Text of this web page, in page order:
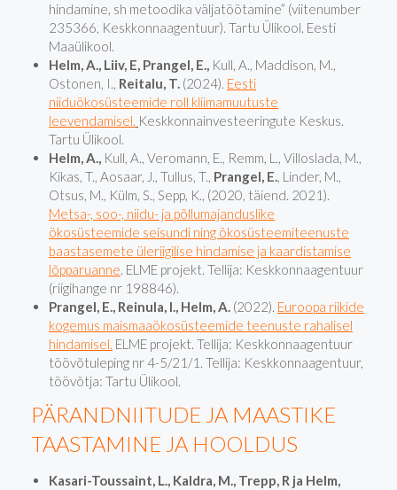
hindamine, sh metoodika väljatöötamine” (viitenumber
235366, Keskkonnaagentuur). Tartu Ülikool. Eesti
Maaülikool.
Helm, A., Liiv, E, Prangel, E., Kull, A., Maddison, M.,
Ostonen, I., Reitalu, T. (2024). Eesti
niiduökosüsteemide roll kliimamuutuste
leevendamisel. Keskkonnainvesteeringute Keskus.
Tartu Ülikool.
Helm, A., Kull, A., Veromann, E., Remm, L., Villoslada, M.,
Kikas, T., Aosaar, J., Tullus, T., Prangel, E., Linder, M.,
Otsus, M., Külm, S., Sepp, K., (2020, täiend. 2021).
Metsa-, soo-, niidu- ja põllumajanduslike
ökosüsteemide seisundi ning ökosüsteemiteenuste
baastasemete üleriigilise hindamise ja kaardistamise
lõpparuanne. ELME projekt. Tellija: Keskkonnaagentuur
(riigihange nr 198846).
Prangel, E., Reinula, I., Helm, A. (2022). Euroopa riikide
kogemus maismaaökosüsteemide teenuste rahalisel
hindamisel. ELME projekt. Tellija: Keskkonnaagentuur
töövõtuleping nr 4-5/21/1. Tellija: Keskkonnaagentuur,
töövõtja: Tartu Ülikool.
PÄRANDNIITUDE JA MAASTIKE
TAASTAMINE JA HOOLDUS
Kasari-Toussaint, L., Kaldra, M., Trepp, R ja Helm,